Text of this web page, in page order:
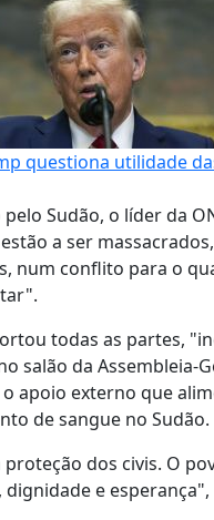
questiona utilidade
pelo Sudão, o líder da
a ser
num conflito para o
todas as partes,
salão da Assembleia-
apoio externo que
de sangue no Sudão.
dos civis. O
dignidade e